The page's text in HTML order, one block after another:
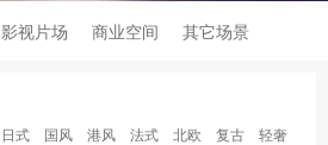
影视片场 商业空间 其它场景
日式 国风 港风 法式 北欧 复古
轻奢